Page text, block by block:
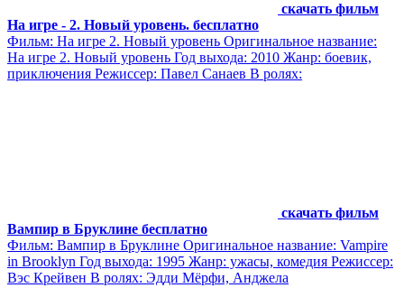
скачать фильм
На игре - 2. Новый уровень. бесплатно
Фильм: На игре 2. Новый уровень Оригинальное название:
На игре 2. Новый уровень Год выхода: 2010 Жанр: боевик,
приключения Режиссер: Павел Санаев В ролях:
скачать фильм
Вампир в Бруклине бесплатно
Фильм: Вампир в Бруклине Оригинальное название: Vampire
in Brooklyn Год выхода: 1995 Жанр: ужасы, комедия Режиссер:
Вэс Крейвен В ролях: Эдди Мёрфи, Анджела